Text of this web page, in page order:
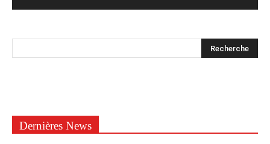
Dernières News